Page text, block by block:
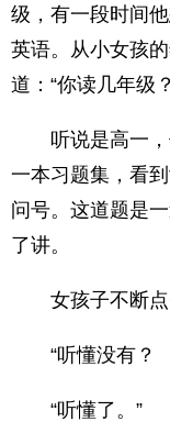
级，有一段时间
英语。从小女孩
道：“你读几年级
听说是高一，
一本习题集，看
问号。这道题是
了讲。
女孩子不断点
“听懂没有？
“听懂了。”